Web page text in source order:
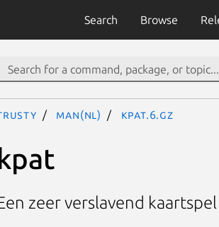
Search Browse
man(nl) kpat.6.gz
zeer verslavend